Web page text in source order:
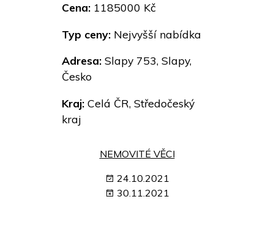
Cena: 1185000 Kč
Typ ceny: Nejvyšší nabídka
Adresa: Slapy 753, Slapy,
Česko
Kraj: Celá ČR, Středočeský
kraj
NEMOVITÉ VĚCI
24.10.2021
30.11.2021